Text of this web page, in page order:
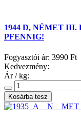
1944 D, NÉMET III.
PFENNIG!
Fogyasztói ár: 3990 Ft
Kedvezmény:
Ár / kg: